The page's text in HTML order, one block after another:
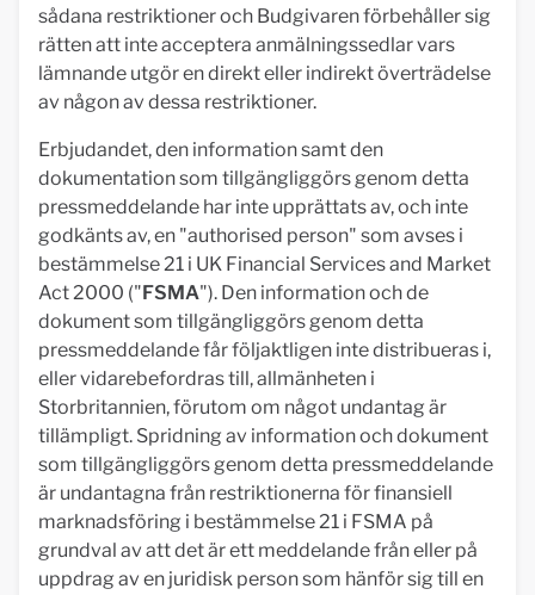
sådana restriktioner och Budgivaren förbehåller sig
rätten att inte acceptera anmälningssedlar vars
lämnande utgör en direkt eller indirekt överträdelse
av någon av dessa restriktioner.
Erbjudandet, den information samt den
dokumentation som tillgängliggörs genom detta
pressmeddelande har inte upprättats av, och inte
godkänts av, en "authorised person" som avses i
bestämmelse 21 i UK Financial Services and Market
Act 2000 ("FSMA"). Den information och de
dokument som tillgängliggörs genom detta
pressmeddelande får följaktligen inte distribueras i,
eller vidarebefordras till, allmänheten i
Storbritannien, förutom om något undantag är
tillämpligt. Spridning av information och dokument
som tillgängliggörs genom detta pressmeddelande
är undantagna från restriktionerna för finansiell
marknadsföring i bestämmelse 21 i FSMA på
grundval av att det är ett meddelande från eller på
uppdrag av en juridisk person som hänför sig till en